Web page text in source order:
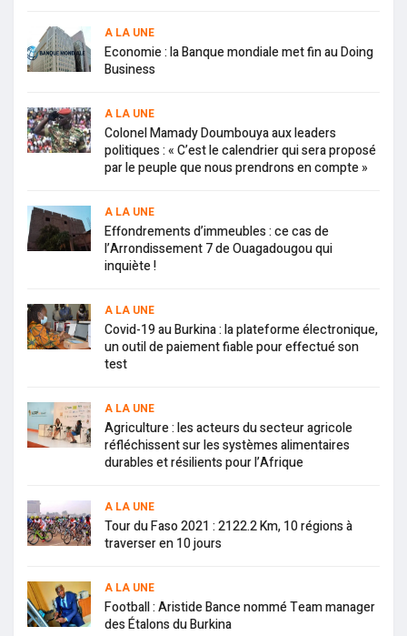
A LA UNE
Economie : la Banque mondiale met fin au Doing
Business
A LA UNE
Colonel Mamady Doumbouya aux leaders
politiques : « C’est le calendrier qui sera proposé
par le peuple que nous prendrons en compte »
A LA UNE
Effondrements d’immeubles : ce cas de
l’Arrondissement 7 de Ouagadougou qui
inquiète !
A LA UNE
Covid-19 au Burkina : la plateforme électronique,
un outil de paiement fiable pour effectué son
test
A LA UNE
Agriculture : les acteurs du secteur agricole
réfléchissent sur les systèmes alimentaires
durables et résilients pour l’Afrique
A LA UNE
Tour du Faso 2021 : 2122.2 Km, 10 régions à
traverser en 10 jours
A LA UNE
Football : Aristide Bance nommé Team manager
des Étalons du Burkina